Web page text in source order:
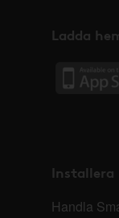
Ladda
Handla